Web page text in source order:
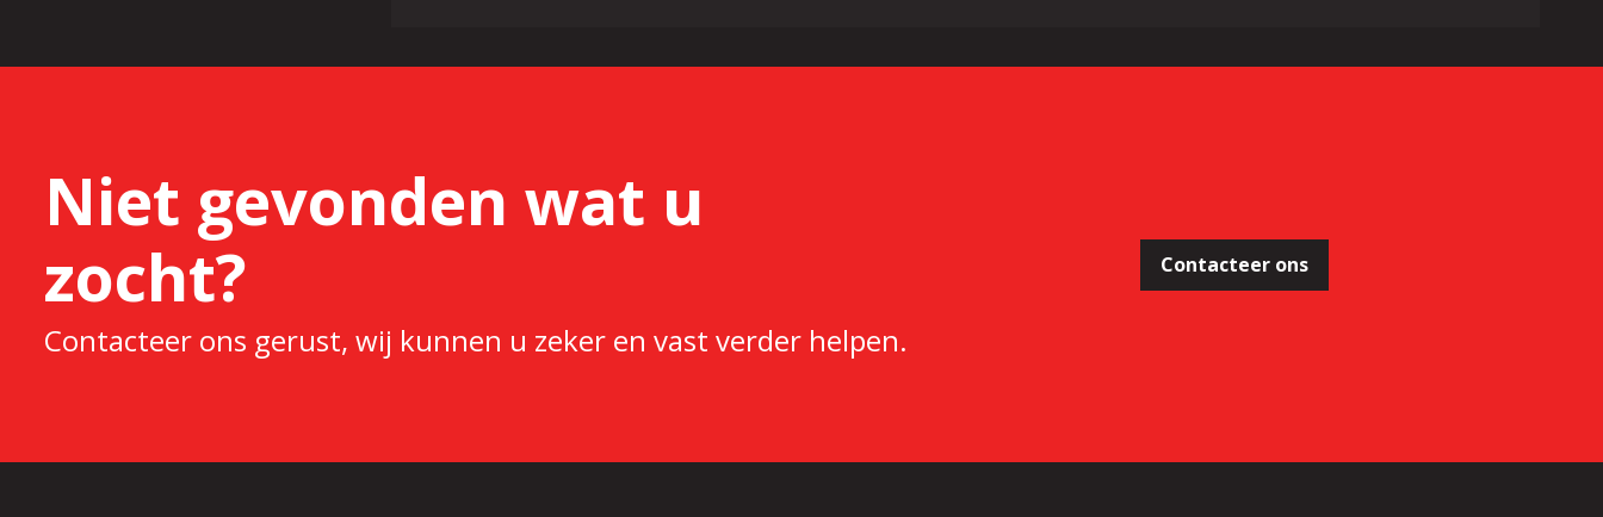
Niet gevonden wat u
zocht?
Contacteer ons gerust, wij kunnen u zeker en vast verder helpen.
Contacteer ons